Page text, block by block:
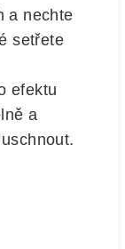
a nechte
setřete
efektu
a